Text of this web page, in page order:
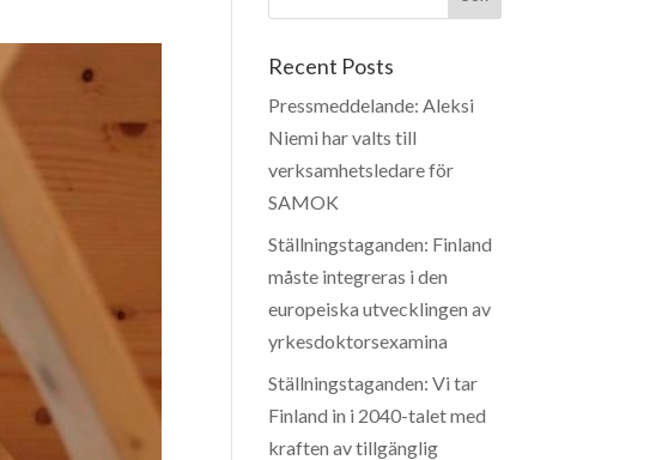
Recent Posts
Pressmeddelande: Aleksi
Niemi har valts till
verksamhetsledare för
SAMOK
Ställningstaganden: Finland
måste integreras i den
europeiska utvecklingen av
yrkesdoktorsexamina
Ställningstaganden: Vi tar
Finland in i 2040-talet med
kraften av tillgänglig